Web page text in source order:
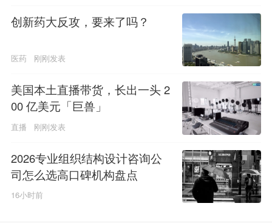
创新药大反攻，要来了吗？
医药 刚刚发表
美国本土直播带货，长出一头 2
00 亿美元「巨兽」
直播 刚刚发表
2026专业组织结构设计咨询公
司怎么选高口碑机构盘点
16小时前